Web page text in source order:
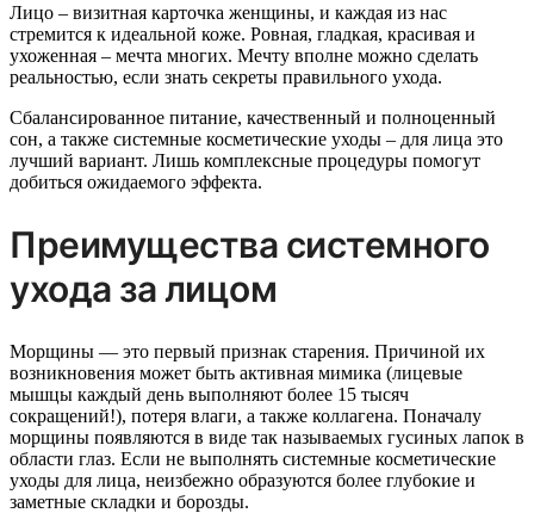
Лицо – визитная карточка женщины, и каждая из нас
стремится к идеальной коже. Ровная, гладкая, красивая и
ухоженная – мечта многих. Мечту вполне можно сделать
реальностью, если знать секреты правильного ухода.
Сбалансированное питание, качественный и полноценный
сон, а также системные косметические уходы – для лица это
лучший вариант. Лишь комплексные процедуры помогут
добиться ожидаемого эффекта.
Преимущества системного
ухода за лицом
Морщины — это первый признак старения. Причиной их
возникновения может быть активная мимика (лицевые
мышцы каждый день выполняют более 15 тысяч
сокращений!), потеря влаги, а также коллагена. Поначалу
морщины появляются в виде так называемых гусиных лапок в
области глаз. Если не выполнять системные косметические
уходы для лица, неизбежно образуются более глубокие и
заметные складки и борозды.